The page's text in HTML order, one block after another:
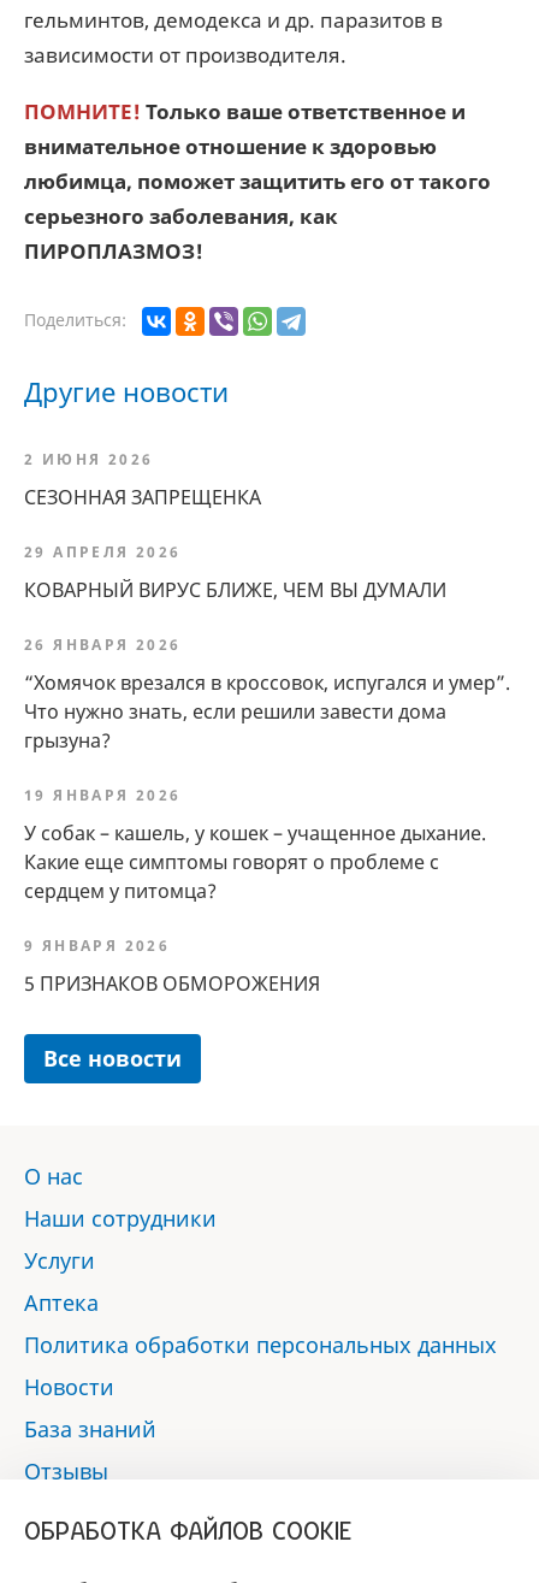
гельминтов, демодекса и др. паразитов в
зависимости от производителя.
ПОМНИТЕ! Только ваше ответственное и
внимательное отношение к здоровью
любимца, поможет защитить его от такого
серьезного заболевания, как
ПИРОПЛАЗМОЗ!
Поделиться:
Другие новости
2 ИЮНЯ 2026
СЕЗОННАЯ ЗАПРЕЩЕНКА
29 АПРЕЛЯ 2026
КОВАРНЫЙ ВИРУС БЛИЖЕ, ЧЕМ ВЫ ДУМАЛИ
26 ЯНВАРЯ 2026
“Хомячок врезался в кроссовок, испугался и умер”.
Что нужно знать, если решили завести дома
грызуна?
19 ЯНВАРЯ 2026
У собак – кашель, у кошек – учащенное дыхание.
Какие еще симптомы говорят о проблеме с
сердцем у питомца?
9 ЯНВАРЯ 2026
5 ПРИЗНАКОВ ОБМОРОЖЕНИЯ
Все новости
О нас
Наши сотрудники
Услуги
Аптека
Политика обработки персональных данных
Новости
База знаний
Отзывы
ОБРАБОТКА ФАЙЛОВ COOKIE